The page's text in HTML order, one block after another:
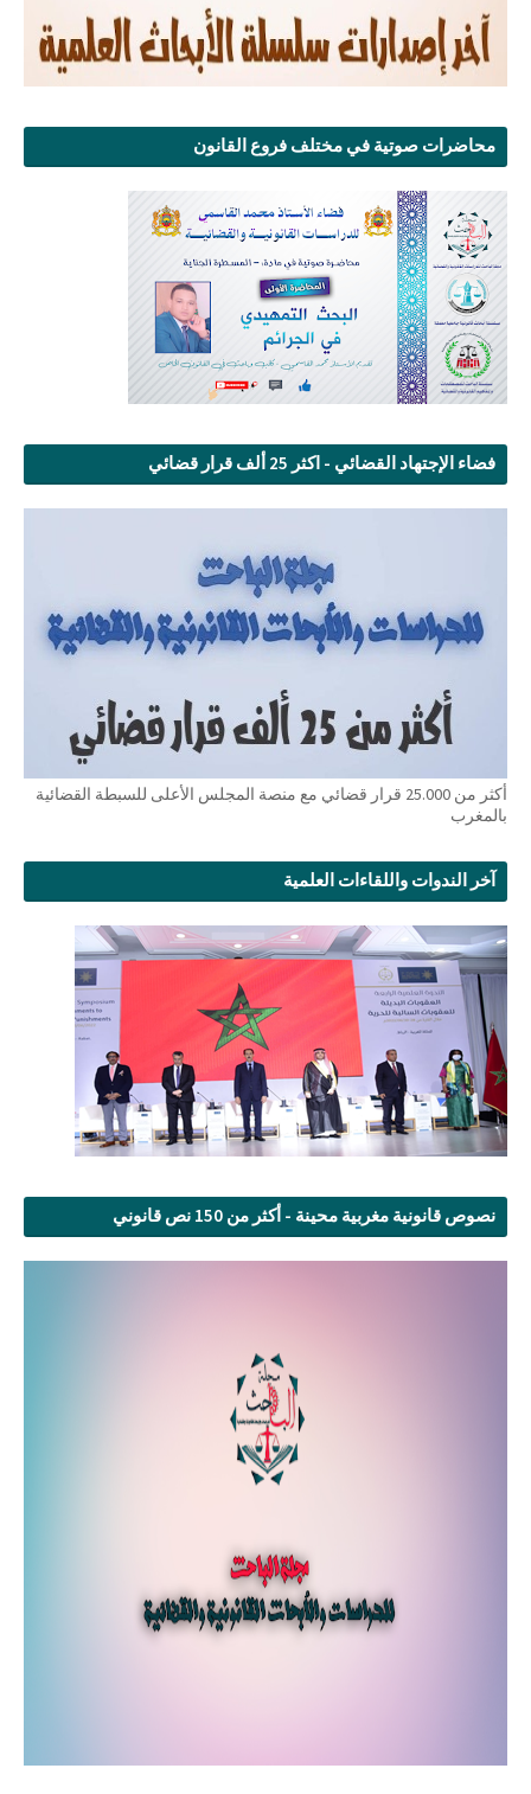
محاضرات صوتية في مختلف فروع القانون
فضاء الإجتهاد القضائي - اكثر 25 ألف قرار قضائي
أكثر من 25.000 قرار قضائي مع منصة المجلس الأعلى للسبطة القضائية
بالمغرب
آخر الندوات واللقاءات العلمية
نصوص قانونية مغربية محينة - أكثر من 150 نص قانوني